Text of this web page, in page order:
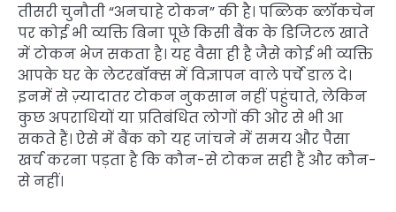
तीसरी चुनौती “अनचाहे टोकन” की है। पब्लिक ब्लॉकचेन
पर कोई भी व्यक्ति बिना पूछे किसी बैंक के डिजिटल खाते
में टोकन भेज सकता है। यह वैसा ही है जैसे कोई भी व्यक्ति
आपके घर के लेटरबॉक्स में विज्ञापन वाले पर्चे डाल दे।
इनमें से ज़्यादातर टोकन नुकसान नहीं पहुंचाते, लेकिन
कुछ अपराधियों या प्रतिबंधित लोगों की ओर से भी आ
सकते हैं। ऐसे में बैंक को यह जांचने में समय और पैसा
खर्च करना पड़ता है कि कौन-से टोकन सही हैं और कौन-
से नहीं।